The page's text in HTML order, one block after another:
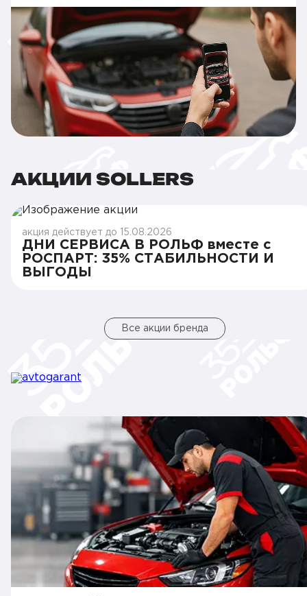
АКЦИИ SOLLERS
акция действует до 15.08.2026
ДНИ СЕРВИСА В РОЛЬФ вместе с
РОСПАРТ: 35% СТАБИЛЬНОСТИ И
ВЫГОДЫ
Все акции бренда